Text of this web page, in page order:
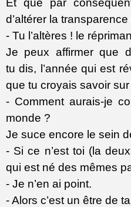
d’altérer la
- Tu l’altères ! le
Je peux affirmer que
tu dis, l’année qui est
que tu croyais savoir
- Comment aurais-je
monde ?
Je suce encore le sein
- Si ce n’est toi (la
qui est né des mêmes
- Je n’en ai point.
- Alors c’est un être de